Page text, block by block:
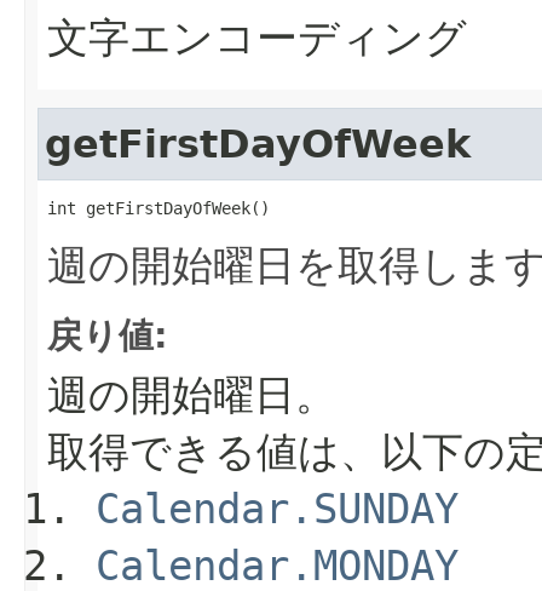
文字エンコーディング
getFirstDayOfWeek
int getFirstDayOfWeek()
週の開始曜日を取得しま
戻り値:
週の開始曜日。
取得できる値は、以下の
Calendar.SUNDAY
Calendar.MONDAY